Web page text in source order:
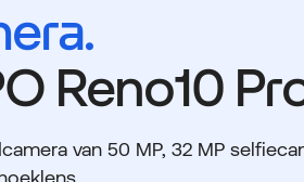
Reno10
van 50 MP, 32 MP